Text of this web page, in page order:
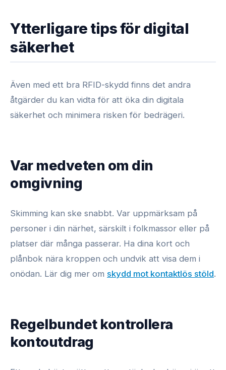
Ytterligare tips för digital
säkerhet
Även med ett bra RFID-skydd finns det andra
åtgärder du kan vidta för att öka din digitala
säkerhet och minimera risken för bedrägeri.
Var medveten om din
omgivning
Skimming kan ske snabbt. Var uppmärksam på
personer i din närhet, särskilt i folkmassor eller på
platser där många passerar. Ha dina kort och
plånbok nära kroppen och undvik att visa dem i
onödan. Lär dig mer om skydd mot kontaktlös stöld.
Regelbundet kontrollera
kontoutdrag